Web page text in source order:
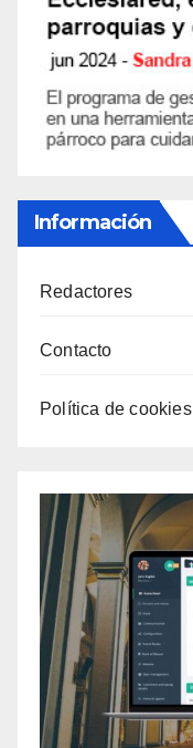
Información
Redactores
Contacto
Política de cookies